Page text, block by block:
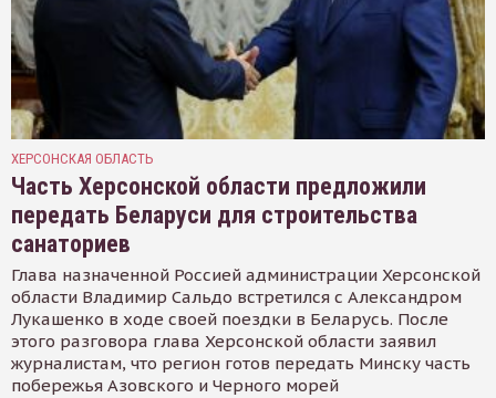
ХЕРСОНСКАЯ ОБЛАСТЬ
Часть Херсонской области предложили
передать Беларуси для строительства
санаториев
Глава назначенной Россией администрации Херсонской
области Владимир Сальдо встретился с Александром
Лукашенко в ходе своей поездки в Беларусь. После
этого разговора глава Херсонской области заявил
журналистам, что регион готов передать Минску часть
побережья Азовского и Черного морей